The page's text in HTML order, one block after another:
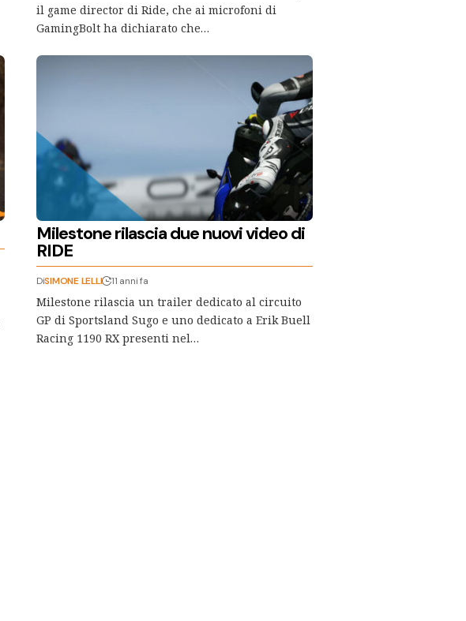
il game director di Ride, che ai microfoni di
GamingBolt ha dichiarato che…
Milestone rilascia due nuovi video di
RIDE
DiSIMONE LELLI 11 anni fa
Milestone rilascia un trailer dedicato al circuito
GP di Sportsland Sugo e uno dedicato a Erik Buell
Racing 1190 RX presenti nel…